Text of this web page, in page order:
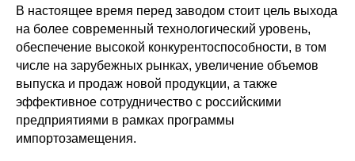
В настоящее время перед заводом стоит цель выхода
на более современный технологический уровень,
обеспечение высокой конкурентоспособности, в том
числе на зарубежных рынках, увеличение объемов
выпуска и продаж новой продукции, а также
эффективное сотрудничество с российскими
предприятиями в рамках программы
импортозамещения.